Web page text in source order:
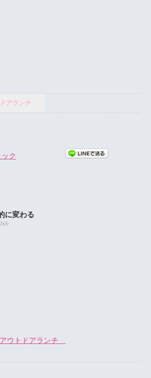
アランチ
ク
に変わる
ウトドアランチ